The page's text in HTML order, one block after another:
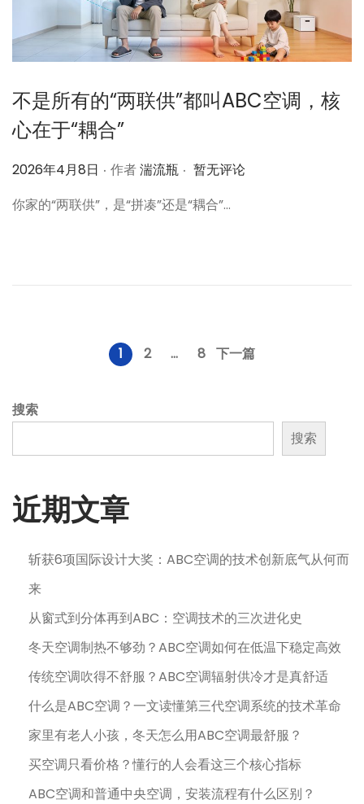
不是所有的“两联供”都叫ABC空调，核
心在于“耦合”
作
2026年4月8日 . 作者湍流瓶 . 暂无评论
你家的“两联供”，是“拼凑”还是“耦合”…
章
分
页
1 2 … 8 下一篇
搜索
搜索
近期文章
斩获6项国际设计大奖：ABC空调的技术创新底气从何而
来
从窗式到分体再到ABC：空调技术的三次进化史
冬天空调制热不够劲？ABC空调如何在低温下稳定高效
传统空调吹得不舒服？ABC空调辐射供冷才是真舒适
什么是ABC空调？一文读懂第三代空调系统的技术革命
家里有老人小孩，冬天怎么用ABC空调最舒服？
买空调只看价格？懂行的人会看这三个核心指标
ABC空调和普通中央空调，安装流程有什么区别？